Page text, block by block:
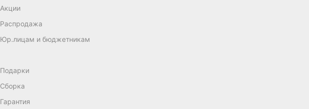
Акции
Распродажа
Юр.лицам и бюджетникам
Подарки
Сборка
Гарантия